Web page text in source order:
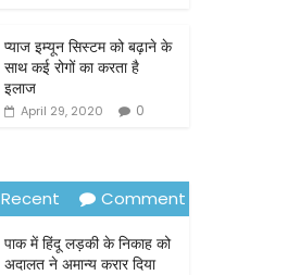
प्याज इम्यून सिस्टम को बढ़ाने के
साथ कई रोगों का करता है
इलाज
April 29, 2020 0
Recent Comment
पाक में हिंदू लड़की के निकाह को
अदालत ने अमान्य करार दिया